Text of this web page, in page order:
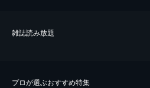
雑誌読み放題
プロが選ぶおすすめ特集